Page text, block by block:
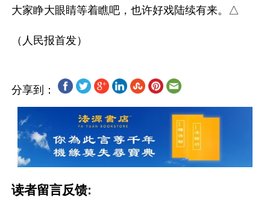
大家睁大眼睛等着瞧吧，也许好戏陆续有来。△
分享到：
读者留言反馈: